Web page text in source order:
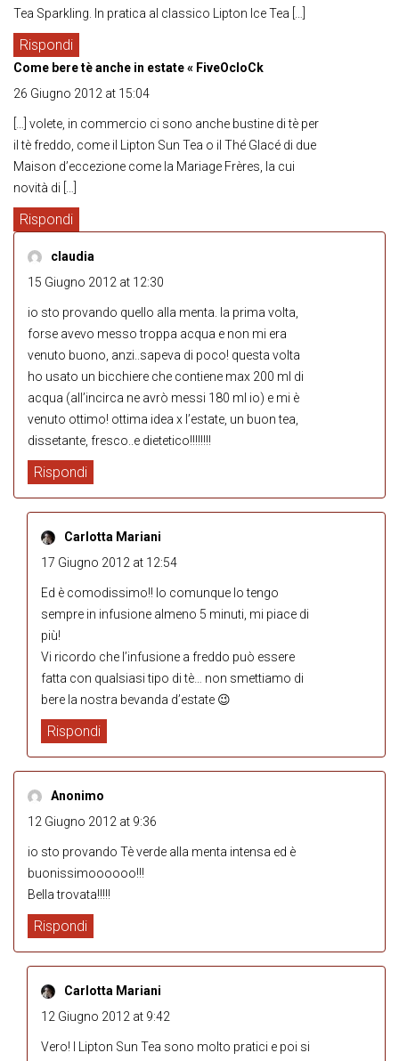
Tea Sparkling. In pratica al classico Lipton Ice Tea […]
Rispondi
Come bere tè anche in estate « FiveOcloCk
26 Giugno 2012 at 15:04
[…] volete, in commercio ci sono anche bustine di tè per
il tè freddo, come il Lipton Sun Tea o il Thé Glacé di due
Maison d’eccezione come la Mariage Frères, la cui
novità di […]
Rispondi
claudia
15 Giugno 2012 at 12:30
io sto provando quello alla menta. la prima volta,
forse avevo messo troppa acqua e non mi era
venuto buono, anzi..sapeva di poco! questa volta
ho usato un bicchiere che contiene max 200 ml di
acqua (all’incirca ne avrò messi 180 ml io) e mi è
venuto ottimo! ottima idea x l’estate, un buon tea,
dissetante, fresco..e dietetico!!!!!!!!
Rispondi
Carlotta Mariani
17 Giugno 2012 at 12:54
Ed è comodissimo!! Io comunque lo tengo
sempre in infusione almeno 5 minuti, mi piace di
più!
Vi ricordo che l’infusione a freddo può essere
fatta con qualsiasi tipo di tè… non smettiamo di
bere la nostra bevanda d’estate 😉
Rispondi
Anonimo
12 Giugno 2012 at 9:36
io sto provando Tè verde alla menta intensa ed è
buonissimoooooo!!!
Bella trovata!!!!!
Rispondi
Carlotta Mariani
12 Giugno 2012 at 9:42
Vero! I Lipton Sun Tea sono molto pratici e poi si